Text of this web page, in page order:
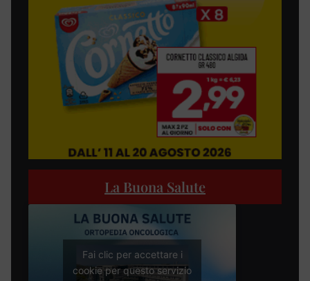
La Buona Salute
Fai clic per accettare i
cookie per questo servizio